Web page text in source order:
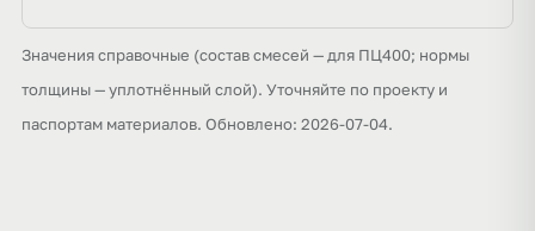
Значения справочные (состав смесей — для ПЦ400; нормы
толщины — уплотнённый слой). Уточняйте по проекту и
паспортам материалов. Обновлено: 2026-07-04.